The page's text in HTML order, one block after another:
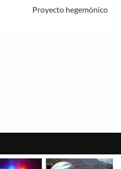
Proyecto hegemónico